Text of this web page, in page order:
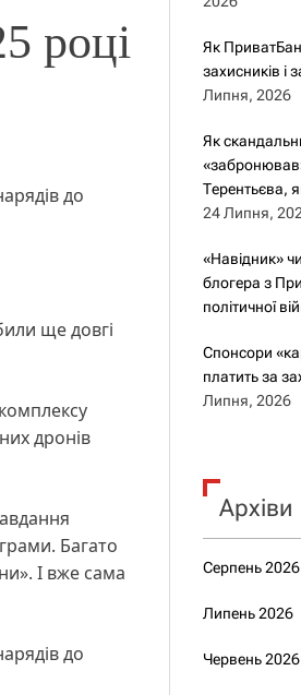
році
до
ще довгі
дронів
Багато
І вже сама
до
Як
захисників і
Липня, 2026
Як
Терентьєва,
24 Липня,
«Навідник»
блогера з
політичної
Спонсори
платить за
Липня, 2026
Архіви
Серпень 2026
Липень 2026
Червень 2026